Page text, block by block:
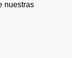
nuestras